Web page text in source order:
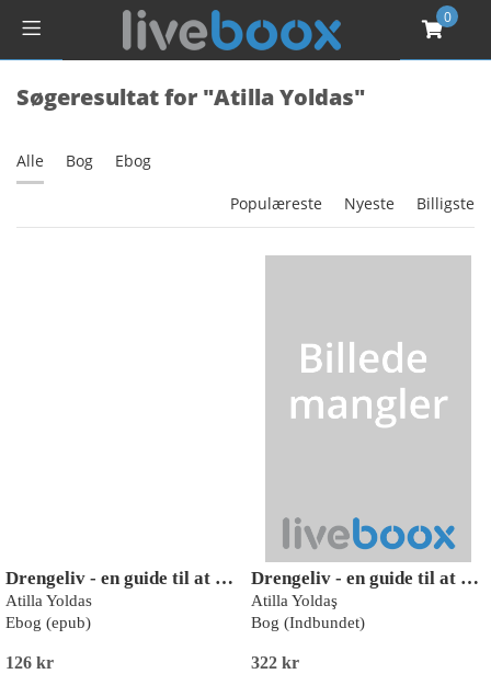
0
Søgeresultat for "Atilla Yoldas"
Alle Bog Ebog
Populæreste Nyeste Billigste
Drengeliv - en guide til at være dig selv
Atilla Yoldas
Ebog (epub)
126 kr
Drengeliv - en guide til at være dig selv
Atilla Yoldaş
Bog (Indbundet)
322 kr